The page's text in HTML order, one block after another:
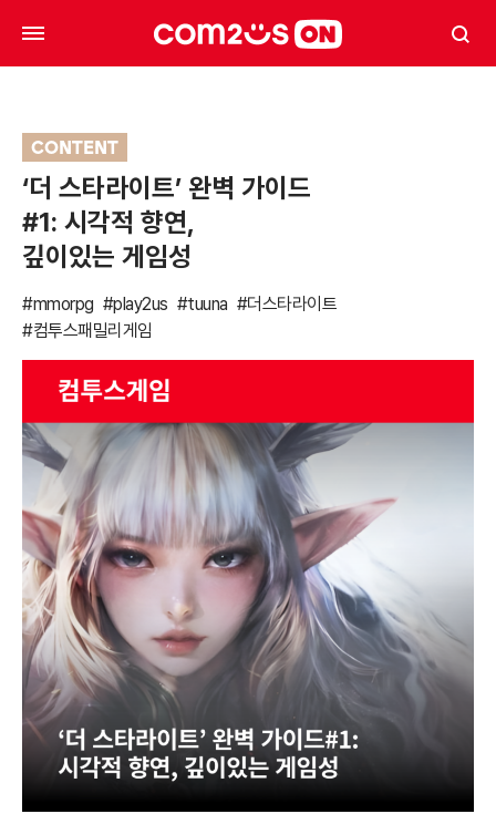
CONTENT
‘더 스타라이트’ 완벽 가이드
#1: 시각적 향연,
깊이있는 게임성
#mmorpg #play2us #tuuna #더스타라이트
#컴투스패밀리게임